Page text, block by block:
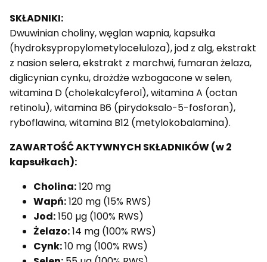
SKŁADNIKI:
Dwuwinian choliny, węglan wapnia, kapsułka
(hydroksypropylometyloceluloza), jod z alg, ekstrakt
z nasion selera, ekstrakt z marchwi, fumaran żelaza,
diglicynian cynku, drożdże wzbogacone w selen,
witamina D (cholekalcyferol), witamina A (octan
retinolu), witamina B6 (pirydoksalo-5-fosforan),
ryboflawina, witamina B12 (metylokobalamina).
ZAWARTOŚĆ AKTYWNYCH SKŁADNIKÓW (w 2
kapsułkach):
Cholina:120 mg
Wapń:120 mg (15% RWS)
Jod:150 µg (100% RWS)
Żelazo:14 mg (100% RWS)
Cynk:10 mg (100% RWS)